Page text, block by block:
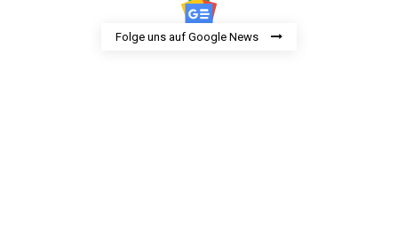
Folge uns auf Google News